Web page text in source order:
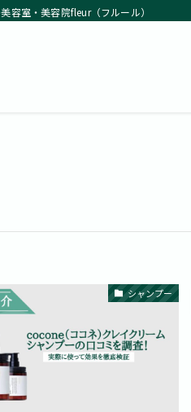
容室・美容院fleur（フルール）
シャンプー